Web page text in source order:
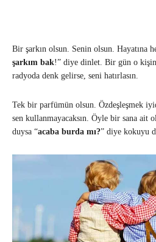
Bir şarkın olsun. Senin olsun. Hayatına
şarkım bak!” diye dinlet. Bir gün o
radyoda denk gelirse, seni hatırlasın.
Tek bir parfümün olsun. Özdeşleşmek
sen kullanmayacaksın. Öyle bir sana ait
duysa “acaba burda mı?” diye kokuyu